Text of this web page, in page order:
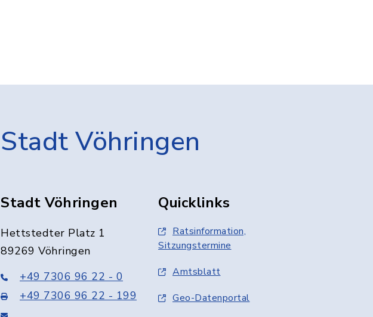
Stadt Vöhringen
Stadt Vöhringen
Hettstedter Platz 1
89269 Vöhringen
+49 7306 96 22 - 0
+49 7306 96 22 - 199
Quicklinks
Ratsinformation,
Sitzungstermine
Amtsblatt
Geo-Datenportal